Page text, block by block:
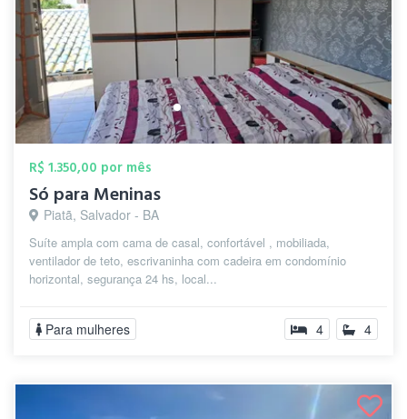
R$ 1.350,00 por mês
Só para Meninas
Piatã, Salvador - BA
Suíte ampla com cama de casal, confortável , mobiliada,
ventilador de teto, escrivaninha com cadeira em condomínio
horizontal, segurança 24 hs, local...
Para mulheres 4 4